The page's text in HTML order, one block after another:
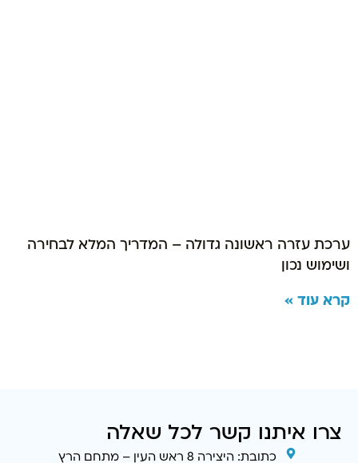
ערכת עזרה ראשונה גדולה – המדריך המלא לבחירה
ושימוש נכון
קרא עוד »
צרו איתנו קשר לכל שאלה
כתובת: היצירה 8 ראש העין – מתחם הרץ